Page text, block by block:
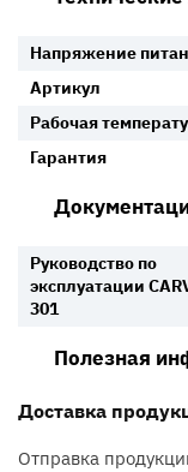
Напряжение
Артикул
Рабочая
Гарантия
Руководство по
эксплуатации
301
Полезная
Доставка
Отправка